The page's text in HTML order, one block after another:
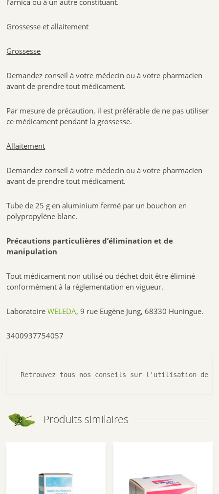
l’arnica ou à un autre constituant.
Grossesse et allaitement
Grossesse
Demandez conseil à votre médecin ou à votre pharmacien
avant de prendre tout médicament.
Par mesure de précaution, il est préférable de ne pas utiliser
ce médicament pendant la grossesse.
Allaitement
Demandez conseil à votre médecin ou à votre pharmacien
avant de prendre tout médicament.
Tube de 25 g en aluminium fermé par un bouchon en
polypropylène blanc.
Précautions particulières d’élimination et de
manipulation
Tout médicament non utilisé ou déchet doit être éliminé
conformément à la réglementation en vigueur.
LaboratoireWELEDA, 9 rue Eugène Jung, 68330 Huningue.
3400937754057
Retrouvez tous nos conseils sur l'utilisation de
Produits similaires